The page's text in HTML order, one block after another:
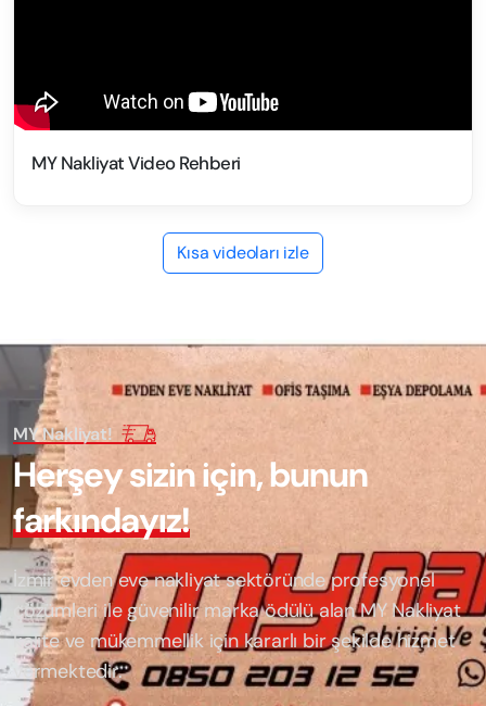
MY Nakliyat Video Rehberi
Kısa videoları izle
MY Nakliyat!
Herşeysiziniçin,bunun
farkındayız!
İzmir evden eve nakliyat sektöründe profesyonel
çözümleri ile güvenilir marka ödülü alanMY Nakliyat
kalite ve mükemmellik için kararlı bir şekilde hizmet
vermektedir.